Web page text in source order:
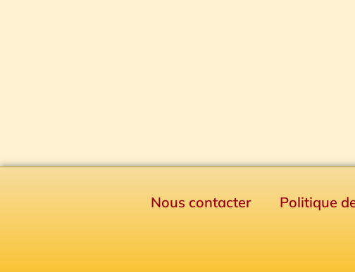
Nous contacter Politique